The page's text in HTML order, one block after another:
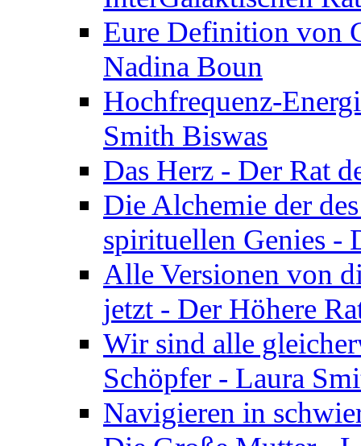
Eure Definition von
Nadina Boun
Hochfrequenz-
Smith Biswas
Das Herz - Der Rat
Die Alchemie der
spirituellen Genies -
Alle Versionen von
jetzt - Der Höhere
Wir sind alle
Schöpfer - Laura
Navigieren in